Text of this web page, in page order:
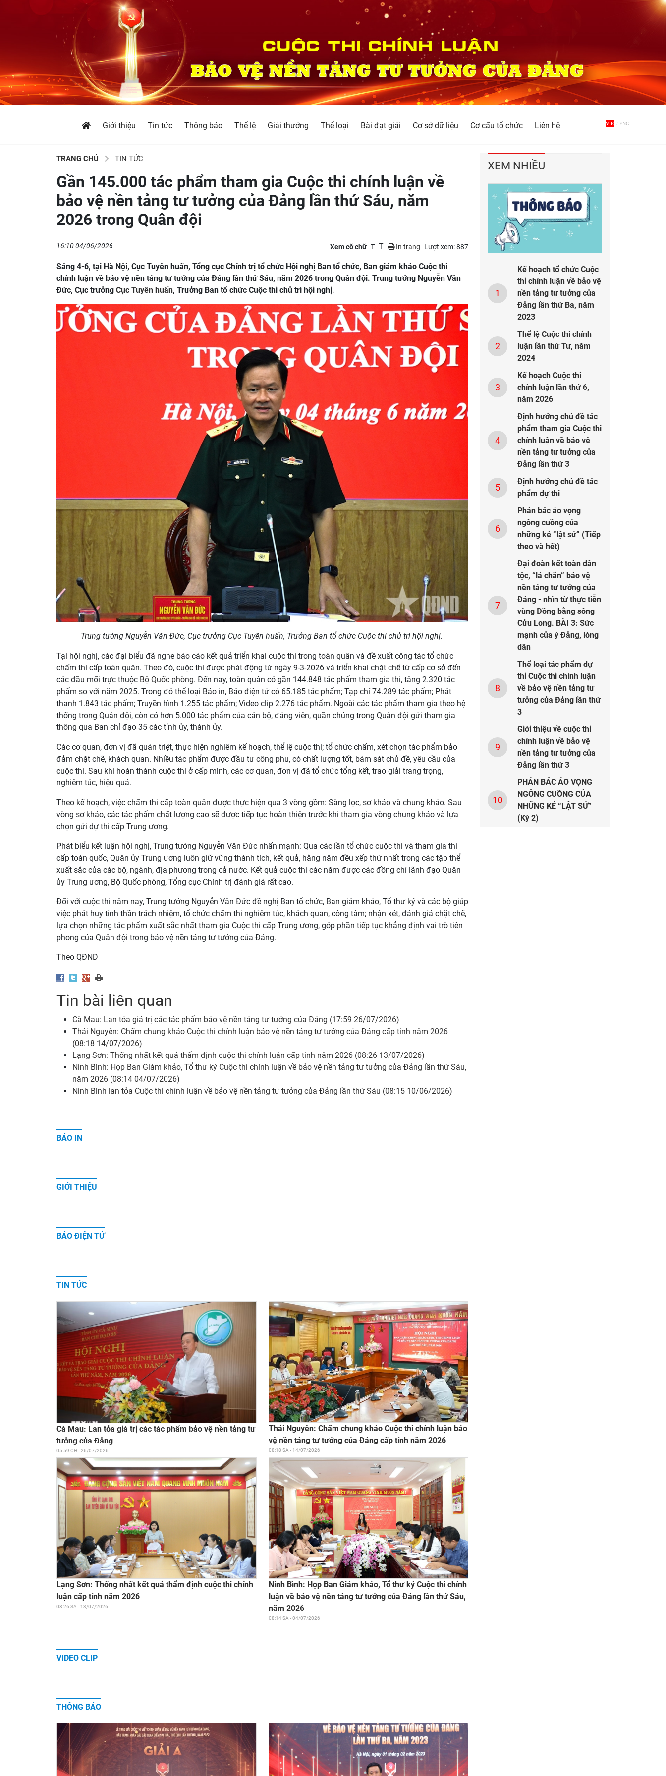
Giới thiệu Tin tức Thông báo Thể lệ Giải thưởng Thể loại Bài đạt giải Cơ sở dữ liệu Cơ cấu tổ chức Liên hệ VIE ENG
TRANG CHỦ TIN TỨC
Gần 145.000 tác phẩm tham gia Cuộc thi chính luận về
bảo vệ nền tảng tư tưởng của Đảng lần thứ Sáu, năm
2026 trong Quân đội
16:10 04/06/2026 Xem cỡ chữ T T In trang Lượt xem: 887
Sáng 4-6, tại Hà Nội, Cục Tuyên huấn, Tổng cục Chính trị tổ chức Hội nghị Ban tổ chức, Ban giám khảo Cuộc thi
chính luận về bảo vệ nền tảng tư tưởng của Đảng lần thứ Sáu, năm 2026 trong Quân đội. Trung tướng Nguyễn Văn
Đức, Cục trưởng Cục Tuyên huấn, Trưởng Ban tổ chức Cuộc thi chủ trì hội nghị.
Trung tướng Nguyễn Văn Đức, Cục trưởng Cục Tuyên huấn, Trưởng Ban tổ chức Cuộc thi chủ trì hội nghị.
Tại hội nghị, các đại biểu đã nghe báo cáo kết quả triển khai cuộc thi trong toàn quân và đề xuất công tác tổ chức
chấm thi cấp toàn quân. Theo đó, cuộc thi được phát động từ ngày 9-3-2026 và triển khai chặt chẽ từ cấp cơ sở đến
các đầu mối trực thuộc Bộ Quốc phòng. Đến nay, toàn quân có gần 144.848 tác phẩm tham gia thi, tăng 2.320 tác
phẩm so với năm 2025. Trong đó thể loại Báo in, Báo điện tử có 65.185 tác phẩm; Tạp chí 74.289 tác phẩm; Phát
thanh 1.843 tác phẩm; Truyền hình 1.255 tác phẩm; Video clip 2.276 tác phẩm. Ngoài các tác phẩm tham gia theo hệ
thống trong Quân đội, còn có hơn 5.000 tác phẩm của cán bộ, đảng viên, quần chúng trong Quân đội gửi tham gia
thông qua Ban chỉ đạo 35 các tỉnh ủy, thành ủy.
Các cơ quan, đơn vị đã quán triệt, thực hiện nghiêm kế hoạch, thể lệ cuộc thi; tổ chức chấm, xét chọn tác phẩm bảo
đảm chặt chẽ, khách quan. Nhiều tác phẩm được đầu tư công phu, có chất lượng tốt, bám sát chủ đề, yêu cầu của
cuộc thi. Sau khi hoàn thành cuộc thi ở cấp mình, các cơ quan, đơn vị đã tổ chức tổng kết, trao giải trang trọng,
nghiêm túc, hiệu quả.
Theo kế hoạch, việc chấm thi cấp toàn quân được thực hiện qua 3 vòng gồm: Sàng lọc, sơ khảo và chung khảo. Sau
vòng sơ khảo, các tác phẩm chất lượng cao sẽ được tiếp tục hoàn thiện trước khi tham gia vòng chung khảo và lựa
chọn gửi dự thi cấp Trung ương.
Phát biểu kết luận hội nghị, Trung tướng Nguyễn Văn Đức nhấn mạnh: Qua các lần tổ chức cuộc thi và tham gia thi
cấp toàn quốc, Quân ủy Trung ương luôn giữ vững thành tích, kết quả, hằng năm đều xếp thứ nhất trong các tập thể
xuất sắc của các bộ, ngành, địa phương trong cả nước. Kết quả cuộc thi các năm được các đồng chí lãnh đạo Quân
ủy Trung ương, Bộ Quốc phòng, Tổng cục Chính trị đánh giá rất cao.
Đối với cuộc thi năm nay, Trung tướng Nguyễn Văn Đức đề nghị Ban tổ chức, Ban giám khảo, Tổ thư ký và các bộ giúp
việc phát huy tinh thần trách nhiệm, tổ chức chấm thi nghiêm túc, khách quan, công tâm; nhận xét, đánh giá chặt chẽ,
lựa chọn những tác phẩm xuất sắc nhất tham gia Cuộc thi cấp Trung ương, góp phần tiếp tục khẳng định vai trò tiên
phong của Quân đội trong bảo vệ nền tảng tư tưởng của Đảng.
Theo QĐND
Tin bài liên quan
Cà Mau: Lan tỏa giá trị các tác phẩm bảo vệ nền tảng tư tưởng của Đảng (17:59 26/07/2026)
Thái Nguyên: Chấm chung khảo Cuộc thi chính luận bảo vệ nền tảng tư tưởng của Đảng cấp tỉnh năm 2026
(08:18 14/07/2026)
Lạng Sơn: Thống nhất kết quả thẩm định cuộc thi chính luận cấp tỉnh năm 2026 (08:26 13/07/2026)
Ninh Bình: Họp Ban Giám khảo, Tổ thư ký Cuộc thi chính luận về bảo vệ nền tảng tư tưởng của Đảng lần thứ Sáu,
năm 2026 (08:14 04/07/2026)
Ninh Bình lan tỏa Cuộc thi chính luận về bảo vệ nền tảng tư tưởng của Đảng lần thứ Sáu (08:15 10/06/2026)
BÁO IN
GIỚI THIỆU
BÁO ĐIỆN TỬ
TIN TỨC
Cà Mau: Lan tỏa giá trị các tác phẩm bảo vệ nền tảng tư
tưởng của Đảng
05:59 CH - 26/07/2026
Thái Nguyên: Chấm chung khảo Cuộc thi chính luận bảo
vệ nền tảng tư tưởng của Đảng cấp tỉnh năm 2026
08:18 SA - 14/07/2026
Lạng Sơn: Thống nhất kết quả thẩm định cuộc thi chính
luận cấp tỉnh năm 2026
08:26 SA - 13/07/2026
Ninh Bình: Họp Ban Giám khảo, Tổ thư ký Cuộc thi chính
luận về bảo vệ nền tảng tư tưởng của Đảng lần thứ Sáu,
năm 2026
08:14 SA - 04/07/2026
VIDEO CLIP
THÔNG BÁO
XEM NHIỀU
1
Kế hoạch tổ chức Cuộc
thi chính luận về bảo vệ
nền tảng tư tưởng của
Đảng lần thứ Ba, năm
2023
2
Thể lệ Cuộc thi chính
luận lần thứ Tư, năm
2024
3
Kế hoạch Cuộc thi
chính luận lần thứ 6,
năm 2026
4
Định hướng chủ đề tác
phẩm tham gia Cuộc thi
chính luận về bảo vệ
nền tảng tư tưởng của
Đảng lần thứ 3
5
Định hướng chủ đề tác
phẩm dự thi
6
Phản bác ảo vọng
ngông cuồng của
những kẻ “lật sử” (Tiếp
theo và hết)
7
Đại đoàn kết toàn dân
tộc, “lá chắn” bảo vệ
nền tảng tư tưởng của
Đảng - nhìn từ thực tiễn
vùng Đồng bằng sông
Cửu Long. BÀI 3: Sức
mạnh của ý Đảng, lòng
dân
8
Thể loại tác phẩm dự
thi Cuộc thi chính luận
về bảo vệ nền tảng tư
tưởng của Đảng lần thứ
3
9
Giới thiệu về cuộc thi
chính luận về bảo vệ
nền tảng tư tưởng của
Đảng lần thứ 3
10
PHẢN BÁC ẢO VỌNG
NGÔNG CUỒNG CỦA
NHỮNG KẺ “LẬT SỬ”
(Kỳ 2)